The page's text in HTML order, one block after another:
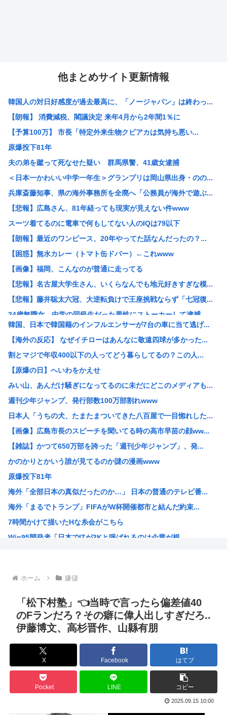
他まとめサイト更新情報
韓国人の対日好感度が過去最高に、「ノージャパン」は終わっ...
【朗報】 消費減税、閣議決定 来年4月から2年間1％に
【予算100万】 市長「特定外来生物クビアカは気持ち悪い...
原爆投下81年
夫の弟を蹴って死なせた疑い 群馬県警、41歳女逮捕
＜日本一かわいい中学一年生＞グランプリは岡山県出身・のの...
兵庫斎藤知事、県の海外事務所を全廃へ「公務員が海外で遊ぶ...
【悲報】広島さん、81年経っても現実が見えない件www
スーツ着てるのに電車で何もしてない人のIQは79以下
【朗報】最近のワンピース、20年やってた話なんだったの？...
【困惑】無水カレー（トマト缶ドバー）←これwww
【画像】福岡、こんなのが普通に走ってる
【悲報】名古屋大学生さん、いくらなんでも地元好きすぎな模...
【悲報】藤井聡太六冠、大逆転負けで王座挑戦ならず「七冠復...
24歳無職女、中学の同級生だった男性にストーカーして逮捕...
“総資産7億円”桐谷さん、がん判明で後悔も…「現金をいく...
【悲報】想像の200倍、形がエグい「ナス」見つかるwww
熱帯魚欲しいから近所の川にとりにきた（※画像あり）
中国「大洪水！」中国ダム「決壊」地元民「公式発表より死者...
【悲報】風俗嬢やってる女の末路www
日本版「絶対に立ち入ってはいけない場所」がヤバすぎた…
【正論】 有吉「『俺テレビ見ない』って言う奴おかしいだろ...
イオンモール熊本の爆発､ガス管に残っていたLPガスが漏れ...
女さん ｢アイドルが19歳にもなってスク水を着させられて...
【速報】ワイの近所の川、死体が上がる → >>...
【悲報】NHK職員さん、番組出演者から性被害に遭う・・・...
【朗報】米、10kg5,000円
【朗報】マツダ、黒字転換！！CX-5がバカ売れ
【画像】風俗に行くとこういう恵体メロン乳(35)を指名し...
韓国、日本で韓国籍のインフルエンサーが7台の車に当て逃げ...
【海外の反応】 なぜイチローはあんなに敬遠四球が多かった...
割とマジで年収400以下の人ってどう暮らしてるの？この人...
【原爆の日】へいわをかえせ
みい山、あんだけ騒ぎになってるのに未だにどこのメディアも...
週刊少年ジャンプ、発行部数100万部割れwww
日本人「うちの犬、たまたまついてきた八百屋で一目惚れした...
【画像】広島市長のスピーチを聞いてる時の高市早苗の顔ww...
【雑誌】かつて650万部を誇った「週刊少年ジャンプ」、発...
かのかりとかいう誰が見てるのか謎の漫画www
原爆投下81年
海外「全部日本の真似だったのか…」 日本の普通のテレビ番...
海外「まるでトランプ」FIFAがW杯開催都市と結んだ約束...
7時間かけて描いたHな糸会がこちら
Win95開発者「日本でITが3Kと呼ばれるのは企業が根...
日本人「うちの犬、たまたまついてきた八百屋で一目惚れした...
海外「まるでトランプ」FIFAがW杯開催都市と結んだ約束...
海外「全部日本の真似だったのか…」 日本の普通のテレビ番...
お絵描きリレーってなんぞや
【海外の反応】 なぜイチローはあんなに敬遠四球が多かった...
平野綾とかいう女声優についてお前らが知ってることwww
みいちゃんと山田さんの漫画の作者なんでこんなに嫌われてる...
高市早苗「日銀に国債買わせて財源確保よ」
ホーム 嫌儲
「松下村塾」👈当時で言ったら偏差値40
のFランだろ？その癖に偉人出しすぎだろ..
伊藤博文、高杉晋作、山縣有朋
X Facebook はてブ
Pocket LINE コピー
2025.09.15 10:00